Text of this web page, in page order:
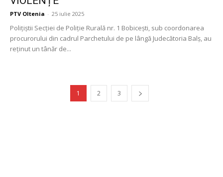
PTV Oltenia - 25 iulie 2025
Polițiștii Secției de Poliție Rurală nr. 1 Bobicești, sub coordonarea
procurorului din cadrul Parchetului de pe lângă Judecătoria Balș, au
reținut un tânăr de...
1 2 3